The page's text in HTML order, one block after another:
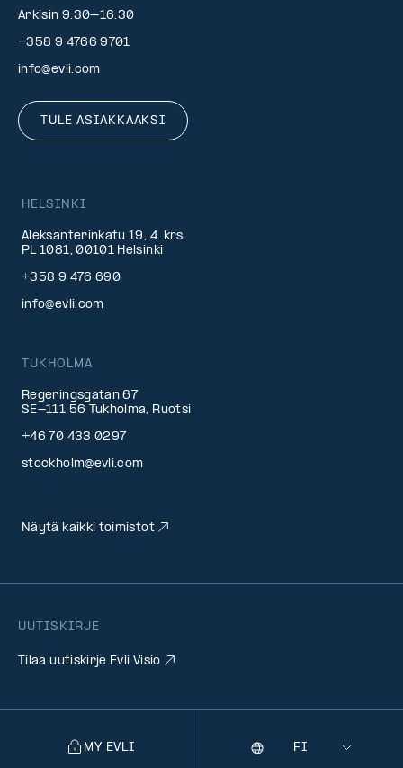
Arkisin 9.30–16.30
+358 9 4766 9701
info@evli.com
TULE ASIAKKAAKSI
UUTISKIRJE
Tilaa uutiskirje Evli Visio
HELSINKI
Aleksanterinkatu 19, 4. krs
PL 1081, 00101 Helsinki
+358 9 476 690
info@evli.com
TUKHOLMA
Regeringsgatan 67
SE-111 56 Tukholma, Ruotsi
+46 70 433 0297
stockholm@evli.com
Näytä kaikki toimistot
MY EVLI Selecting
Kieli